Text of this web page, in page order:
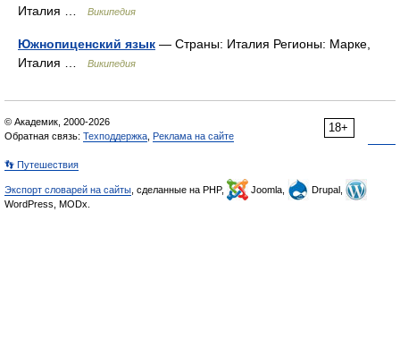
Италия …
Википедия
Южнопиценский язык — Страны: Италия Регионы: Марке,
Италия …
Википедия
18+
© Академик, 2000-2026
Обратная связь: Техподдержка Реклама на сайте
👣 Путешествия
Экспорт словарей на сайты , сделанные на PHP, Joomla,
Drupal,
WordPress, MODx.